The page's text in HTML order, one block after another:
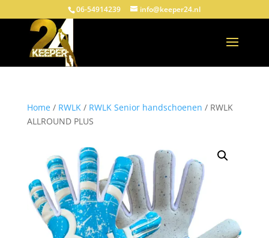
06-54914239 info@keeper24.nl
Home/ RWLK/ RWLK Senior handschoenen / RWLK
ALLROUND PLUS